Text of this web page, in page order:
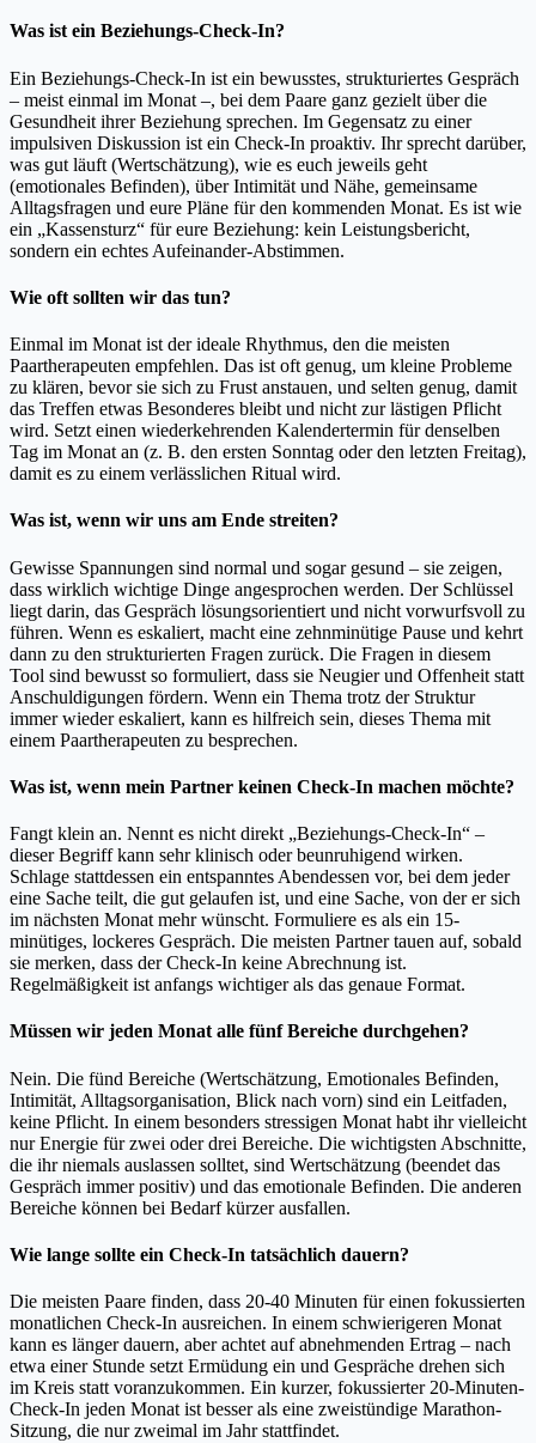
Was ist ein Beziehungs-Check-In?
Ein Beziehungs-Check-In ist ein bewusstes, strukturiertes Gespräch
– meist einmal im Monat –, bei dem Paare ganz gezielt über die
Gesundheit ihrer Beziehung sprechen. Im Gegensatz zu einer
impulsiven Diskussion ist ein Check-In proaktiv. Ihr sprecht darüber,
was gut läuft (Wertschätzung), wie es euch jeweils geht
(emotionales Befinden), über Intimität und Nähe, gemeinsame
Alltagsfragen und eure Pläne für den kommenden Monat. Es ist wie
ein „Kassensturz“ für eure Beziehung: kein Leistungsbericht,
sondern ein echtes Aufeinander-Abstimmen.
Wie oft sollten wir das tun?
Einmal im Monat ist der ideale Rhythmus, den die meisten
Paartherapeuten empfehlen. Das ist oft genug, um kleine Probleme
zu klären, bevor sie sich zu Frust anstauen, und selten genug, damit
das Treffen etwas Besonderes bleibt und nicht zur lästigen Pflicht
wird. Setzt einen wiederkehrenden Kalendertermin für denselben
Tag im Monat an (z. B. den ersten Sonntag oder den letzten Freitag),
damit es zu einem verlässlichen Ritual wird.
Was ist, wenn wir uns am Ende streiten?
Gewisse Spannungen sind normal und sogar gesund – sie zeigen,
dass wirklich wichtige Dinge angesprochen werden. Der Schlüssel
liegt darin, das Gespräch lösungsorientiert und nicht vorwurfsvoll zu
führen. Wenn es eskaliert, macht eine zehnminütige Pause und kehrt
dann zu den strukturierten Fragen zurück. Die Fragen in diesem
Tool sind bewusst so formuliert, dass sie Neugier und Offenheit statt
Anschuldigungen fördern. Wenn ein Thema trotz der Struktur
immer wieder eskaliert, kann es hilfreich sein, dieses Thema mit
einem Paartherapeuten zu besprechen.
Was ist, wenn mein Partner keinen Check-In machen möchte?
Fangt klein an. Nennt es nicht direkt „Beziehungs-Check-In“ –
dieser Begriff kann sehr klinisch oder beunruhigend wirken.
Schlage stattdessen ein entspanntes Abendessen vor, bei dem jeder
eine Sache teilt, die gut gelaufen ist, und eine Sache, von der er sich
im nächsten Monat mehr wünscht. Formuliere es als ein 15-
minütiges, lockeres Gespräch. Die meisten Partner tauen auf, sobald
sie merken, dass der Check-In keine Abrechnung ist.
Regelmäßigkeit ist anfangs wichtiger als das genaue Format.
Müssen wir jeden Monat alle fünf Bereiche durchgehen?
Nein. Die fünd Bereiche (Wertschätzung, Emotionales Befinden,
Intimität, Alltagsorganisation, Blick nach vorn) sind ein Leitfaden,
keine Pflicht. In einem besonders stressigen Monat habt ihr vielleicht
nur Energie für zwei oder drei Bereiche. Die wichtigsten Abschnitte,
die ihr niemals auslassen solltet, sind Wertschätzung (beendet das
Gespräch immer positiv) und das emotionale Befinden. Die anderen
Bereiche können bei Bedarf kürzer ausfallen.
Wie lange sollte ein Check-In tatsächlich dauern?
Die meisten Paare finden, dass 20-40 Minuten für einen fokussierten
monatlichen Check-In ausreichen. In einem schwierigeren Monat
kann es länger dauern, aber achtet auf abnehmenden Ertrag – nach
etwa einer Stunde setzt Ermüdung ein und Gespräche drehen sich
im Kreis statt voranzukommen. Ein kurzer, fokussierter 20-Minuten-
Check-In jeden Monat ist besser als eine zweistündige Marathon-
Sitzung, die nur zweimal im Jahr stattfindet.